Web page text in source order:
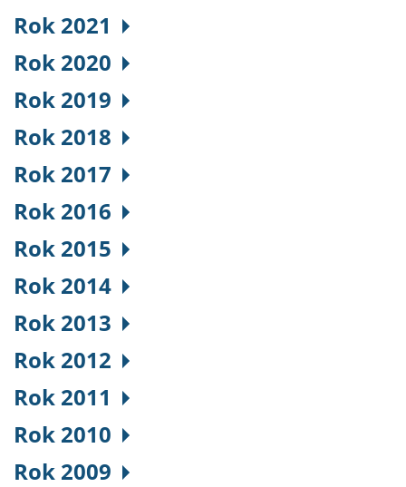
Rok 2021
Rok 2020
Rok 2019
Rok 2018
Rok 2017
Rok 2016
Rok 2015
Rok 2014
Rok 2013
Rok 2012
Rok 2011
Rok 2010
Rok 2009